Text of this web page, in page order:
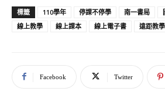
標籤 110學年 停課不停學 南一書局
線上教學
線上課本 線上電子書 遠距教學
Facebook Twitter